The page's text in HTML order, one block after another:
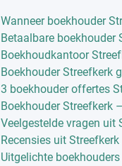
Wanneer boekhouder
Betaalbare boekhouder
Boekhoudkantoor
Boekhouder Streefkerk
3 boekhouder offertes
Boekhouder Streefkerk
Veelgestelde vragen uit
Recensies uit Streefkerk
Uitgelichte